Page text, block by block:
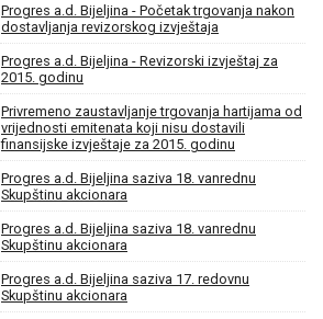
Progres a.d. Bijeljina - Početak trgovanja nakon
dostavljanja revizorskog izvještaja
Progres a.d. Bijeljina - Revizorski izvještaj za
2015. godinu
Privremeno zaustavljanje trgovanja hartijama od
vrijednosti emitenata koji nisu dostavili
finansijske izvještaje za 2015. godinu
Progres a.d. Bijeljina saziva 18. vanrednu
Skupštinu akcionara
Progres a.d. Bijeljina saziva 18. vanrednu
Skupštinu akcionara
Progres a.d. Bijeljina saziva 17. redovnu
Skupštinu akcionara